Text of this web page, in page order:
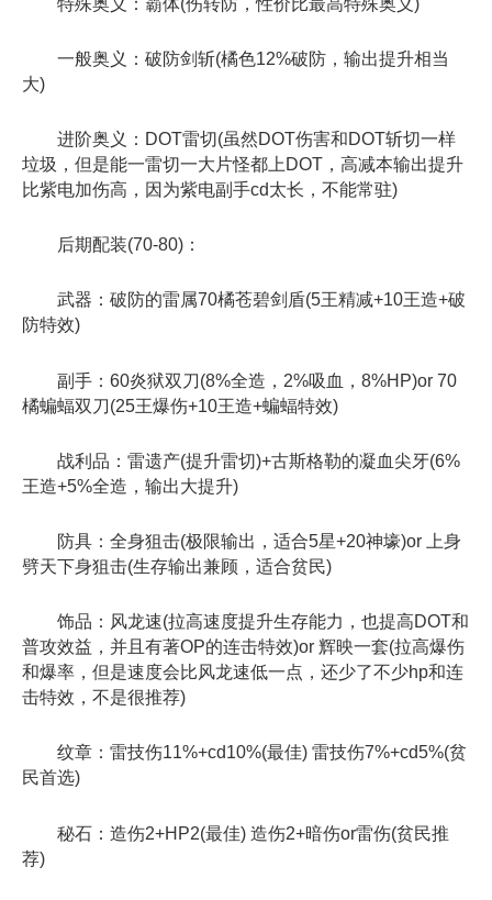
一般奥义：破防剑斩(橘色12%破防，输出提升相当
大)
进阶奥义：DOT雷切(虽然DOT伤害和DOT斩切一样
垃圾，但是能一雷切一大片怪都上DOT，高减本输出提升
比紫电加伤高，因为紫电副手cd太长，不能常驻)
后期配装(70-80)：
武器：破防的雷属70橘苍碧剑盾(5王精减+10王造+破
防特效)
副手：60炎狱双刀(8%全造，2%吸血，8%HP)or 70
橘蝙蝠双刀(25王爆伤+10王造+蝙蝠特效)
战利品：雷遗产(提升雷切)+古斯格勒的凝血尖牙(6%
王造+5%全造，输出大提升)
防具：全身狙击(极限输出，适合5星+20神壕)or 上身
劈天下身狙击(生存输出兼顾，适合贫民)
饰品：风龙速(拉高速度提升生存能力，也提高DOT和
普攻效益，并且有著OP的连击特效)or 辉映一套(拉高爆伤
和爆率，但是速度会比风龙速低一点，还少了不少hp和连
击特效，不是很推荐)
纹章：雷技伤11%+cd10%(最佳) 雷技伤7%+cd5%(贫
民首选)
秘石：造伤2+HP2(最佳) 造伤2+暗伤or雷伤(贫民推
荐)